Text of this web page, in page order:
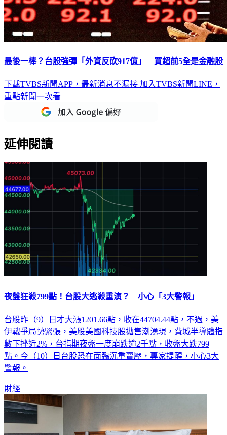
最後一棒？台股強彈「外資反砍917億」 買超前5全是金融股
下載TVBS新聞APP，最新消息不漏接 加入TVBS新聞LINE，
重點新聞一次看
延伸閱讀
夜盤狂殺799點！台股大逃殺重演？ 小心「3大警報」
台股昨（9）日才大漲1201.66點，收在44704.44點，不過，美
伊戰爭局勢緊張，美股美國科技股拋售潮湧現，費城半導體指
數下挫近2%，台指期夜盤一度崩跌逾2千點，收盤大跌799
點。今（10）日台股恐在面臨沉重賣壓，專家提醒，小心3大
警報。
財經